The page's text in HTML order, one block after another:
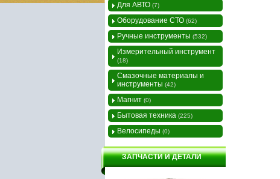
Для АВТО (7)
Оборудование СТО (62)
Ручные инструменты (532)
Измерительный инструмент
(18)
Смазочные материалы и
инструменты (42)
Магнит (0)
Бытовая техника (225)
Велосипеды (0)
ЗАПЧАСТИ И ДЕТАЛИ